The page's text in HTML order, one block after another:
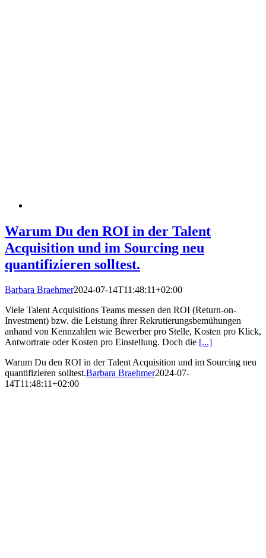
Warum Du den ROI in der Talent
Acquisition und im Sourcing neu
quantifizieren solltest.
Barbara Braehmer2024-07-14T11:48:11+02:00
Viele Talent Acquisitions Teams messen den ROI (Return-on-
Investment) bzw. die Leistung ihrer Rekrutierungsbemühungen
anhand von Kennzahlen wie Bewerber pro Stelle, Kosten pro Klick,
Antwortrate oder Kosten pro Einstellung. Doch die [...]
Warum Du den ROI in der Talent Acquisition und im Sourcing neu
quantifizieren solltest.Barbara Braehmer2024-07-
14T11:48:11+02:00